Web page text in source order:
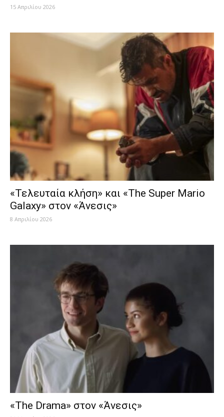
15 Απριλίου 2026
«Τελευταία κλήση» και «The Super Mario
Galaxy» στον «Άνεσις»
8 Απριλίου 2026
«Τhe Drama» στον «Άνεσις»